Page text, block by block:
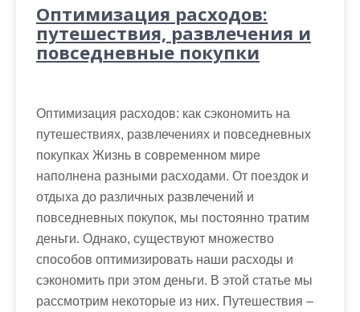
Оптимизация расходов:
путешествия, развлечения и
повседневные покупки
Оптимизация расходов: как сэкономить на
путешествиях, развлечениях и повседневных
покупках Жизнь в современном мире
наполнена разными расходами. От поездок и
отдыха до различных развлечений и
повседневных покупок, мы постоянно тратим
деньги. Однако, существуют множество
способов оптимизировать наши расходы и
сэкономить при этом деньги. В этой статье мы
рассмотрим некоторые из них. Путешествия –